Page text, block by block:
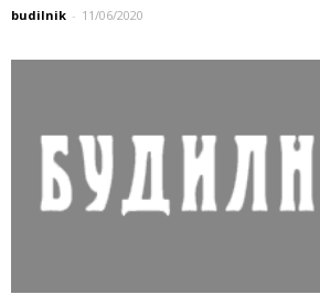
budilnik - 11/06/2020